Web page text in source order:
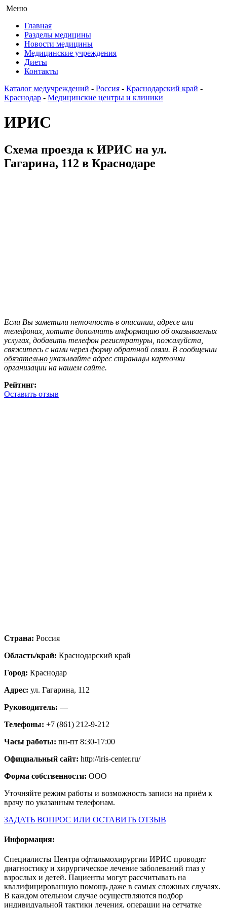
Меню
Главная
Разделы медицины
Новости медицины
Медицинские учреждения
Диеты
Контакты
Каталог медучреждений - Россия - Краснодарский край -
Краснодар - Медицинские центры и клиники
ИРИС
Схема проезда к ИРИС на ул.
Гагарина, 112 в Краснодаре
Если Вы заметили неточность в описании, адресе или
телефонах, хотите дополнить информацию об оказываемых
услугах, добавить телефон регистратуры, пожалуйста,
свяжитесь с нами через форму обратной связи. В сообщении
обязательно указывайте адрес страницы карточки
организации на нашем сайте.
Рейтинг:
Оставить отзыв
Страна: Россия
Область/край: Краснодарский край
Город: Краснодар
Адрес: ул. Гагарина, 112
Руководитель: —
Телефоны: +7 (861) 212-9-212
Часы работы: пн-пт 8:30-17:00
Официальный сайт: http://iris-center.ru/
Форма собственности: ООО
Уточняйте режим работы и возможность записи на приём к
врачу по указанным телефонам.
ЗАДАТЬ ВОПРОС ИЛИ ОСТАВИТЬ ОТЗЫВ
Информация:
Специалисты Центра офтальмохирургии ИРИС проводят
диагностику и хирургическое лечение заболеваний глаз у
взрослых и детей. Пациенты могут рассчитывать на
квалифицированную помощь даже в самых сложных случаях.
В каждом отельном случае осуществляются подбор
индивидуальной тактики лечения, операции на сетчатке